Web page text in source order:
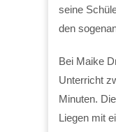
seine
den
Bei Maike
Unterricht
Minuten.
Liegen mit